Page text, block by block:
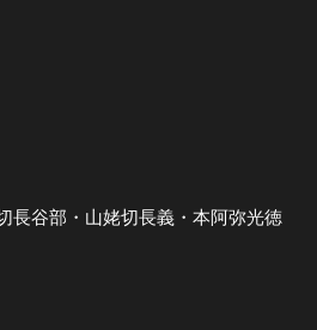
長谷部・山姥切長義・本阿弥光徳